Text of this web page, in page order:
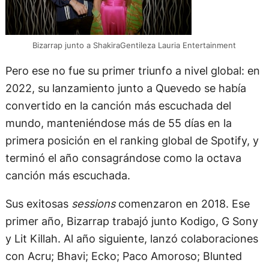
Bizarrap junto a ShakiraGentileza Lauria Entertainment
Pero ese no fue su primer triunfo a nivel global: en
2022, su lanzamiento junto a Quevedo se había
convertido en la canción más escuchada del
mundo, manteniéndose más de 55 días en la
primera posición en el ranking global de Spotify, y
terminó el año consagrándose como la octava
canción más escuchada.
Sus exitosas sessionscomenzaron en 2018. Ese
primer año, Bizarrap trabajó junto Kodigo, G Sony
y Lit Killah. Al año siguiente, lanzó colaboraciones
con Acru; Bhavi; Ecko; Paco Amoroso; Blunted